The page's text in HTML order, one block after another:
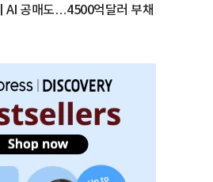
AI 공매도…4500억달러 부채